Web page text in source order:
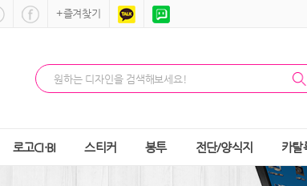
+즐겨찾기
로고CI·BI 스티커 봉투 전단/양식지 카탈